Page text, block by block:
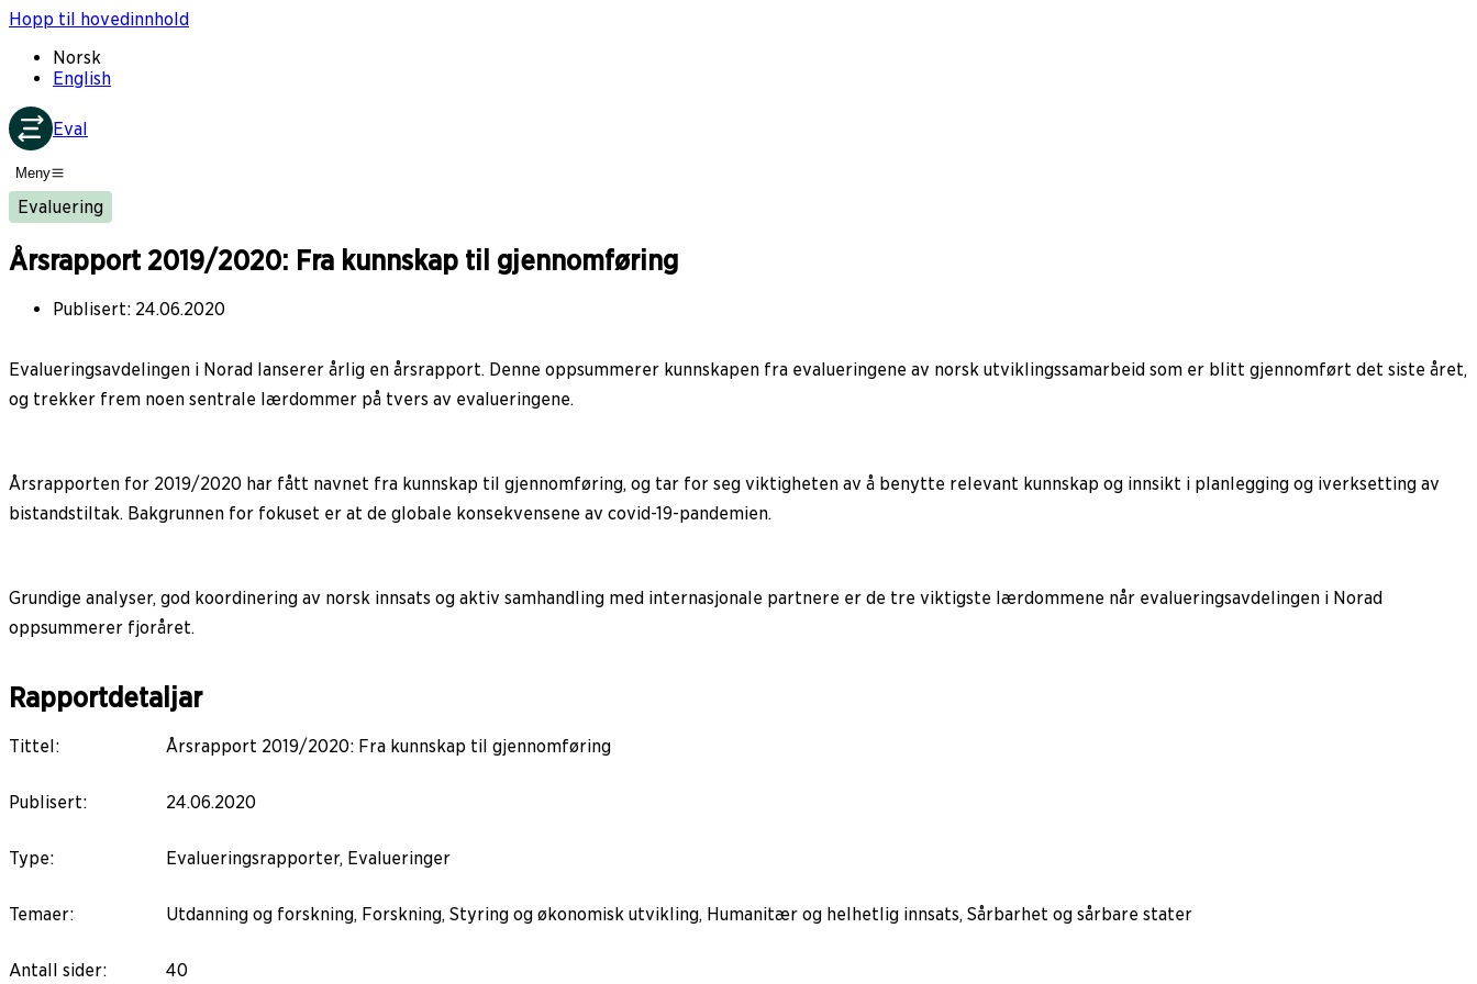
Hopp til hovedinnhold
Norsk
English
Eval
Meny
Evaluering
Årsrapport 2019/2020: Fra kunnskap til gjennomføring
Publisert: 24.06.2020
Evalueringsavdelingen i Norad lanserer årlig en årsrapport. Denne oppsummerer kunnskapen fra evalueringene av norsk utviklingssamarbeid som er blitt gjennomført det siste året,
og trekker frem noen sentrale lærdommer på tvers av evalueringene.
Årsrapporten for 2019/2020 har fått navnet fra kunnskap til gjennomføring, og tar for seg viktigheten av å benytte relevant kunnskap og innsikt i planlegging og iverksetting av
bistandstiltak. Bakgrunnen for fokuset er at de globale konsekvensene av covid-19-pandemien.
Grundige analyser, god koordinering av norsk innsats og aktiv samhandling med internasjonale partnere er de tre viktigste lærdommene når evalueringsavdelingen i Norad
oppsummerer fjoråret.
Rapportdetaljar
Tittel: Årsrapport 2019/2020: Fra kunnskap til gjennomføring
Publisert: 24.06.2020
Type: Evalueringsrapporter, Evalueringer
Temaer: Utdanning og forskning, Forskning, Styring og økonomisk utvikling, Humanitær og helhetlig innsats, Sårbarhet og sårbare stater
Antall sider: 40